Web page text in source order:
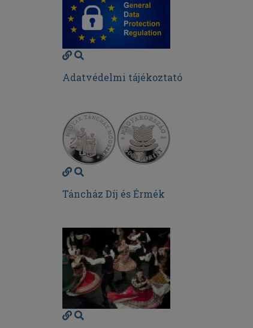
Adatvédelmi tájékoztató
Táncház Díj és Érmék